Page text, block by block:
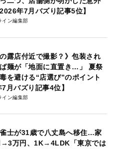
年7月バズり記事5位】
イン編集部
の露店付近で撮影？》包装され
麺が「地面に直置き…」 夏祭
を避ける“店選び”のポイント
7月バズり記事4位】
イン編集部
士が31歳で八丈島へ移住…家
→3万円、1K→4LDK「東京では